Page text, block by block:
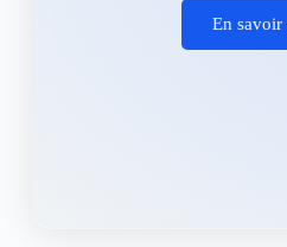
En savoir